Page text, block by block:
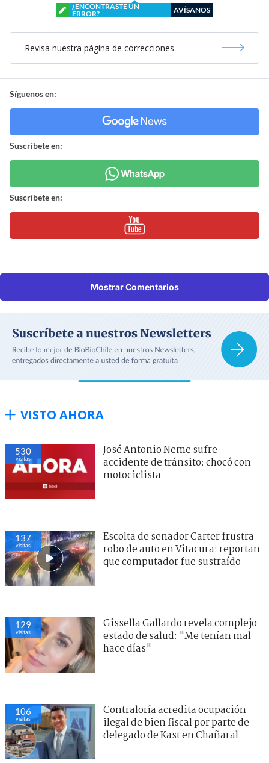
¿ENCONTRASTE UN
ERROR?
AVÍSANOS
Revisa nuestra página de correcciones
Síguenos en:
Suscríbete en:
Suscríbete en:
Mostrar Comentarios
VISTO AHORA
530
visitas
José Antonio Neme sufre
accidente de tránsito: chocó con
motociclista
137
visitas
Escolta de senador Carter frustra
robo de auto en Vitacura: reportan
que computador fue sustraído
129
visitas
Gissella Gallardo revela complejo
estado de salud: "Me tenían mal
hace días"
106
visitas
Contraloría acredita ocupación
ilegal de bien fiscal por parte de
delegado de Kast en Chañaral